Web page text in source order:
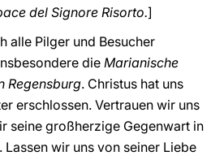
del Signore Risorto.]
alle Pilger und Besucher
die Marianische
Regensburg. Christus hat uns
erschlossen. Vertrauen wir uns
seine großherzige Gegenwart in
Lassen wir uns von seiner Liebe